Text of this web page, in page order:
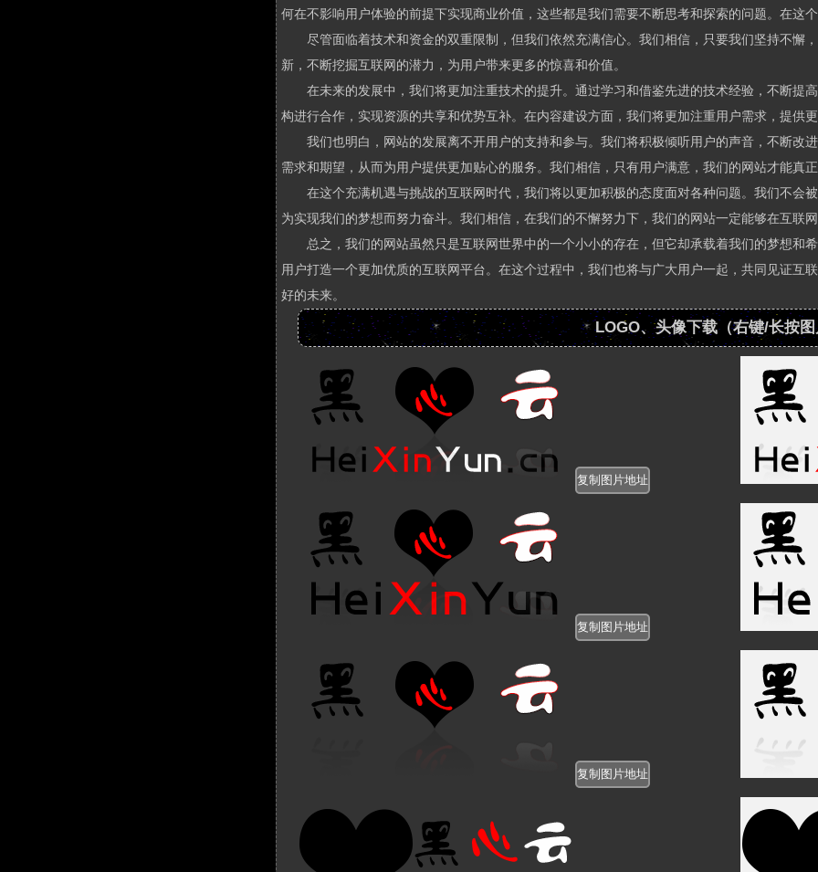
何在不影响用户体验的前提下实现商业价值，这些都是我们需要不断思考和探索的问题。在这
尽管面临着技术和资金的双重限制，但我们依然充满信心。我们相信，只要我们坚持不懈
新，不断挖掘互联网的潜力，为用户带来更多的惊喜和价值。
在未来的发展中，我们将更加注重技术的提升。通过学习和借鉴先进的技术经验，不断提
构进行合作，实现资源的共享和优势互补。在内容建设方面，我们将更加注重用户需求，提供
我们也明白，网站的发展离不开用户的支持和参与。我们将积极倾听用户的声音，不断改
需求和期望，从而为用户提供更加贴心的服务。我们相信，只有用户满意，我们的网站才能真正
在这个充满机遇与挑战的互联网时代，我们将以更加积极的态度面对各种问题。我们不会
为实现我们的梦想而努力奋斗。我们相信，在我们的不懈努力下，我们的网站一定能够在互联
总之，我们的网站虽然只是互联网世界中的一个小小的存在，但它却承载着我们的梦想和
用户打造一个更加优质的互联网平台。在这个过程中，我们也将与广大用户一起，共同见证互
好的未来。
LOGO、头像下载（右键/长按图
https://www.heixinyun.cn/c_pic/
https://www.heixinyun.cn/
https://www.heixinyun.cn/
https://www.heixinyun.cn/